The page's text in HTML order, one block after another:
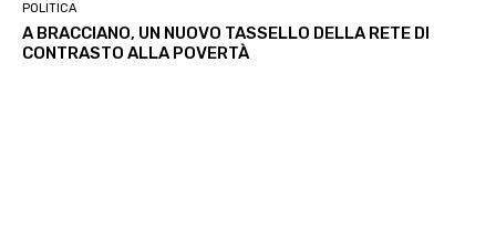
POLITICA
A BRACCIANO, UN NUOVO TASSELLO DELLA RETE DI
CONTRASTO ALLA POVERTÀ